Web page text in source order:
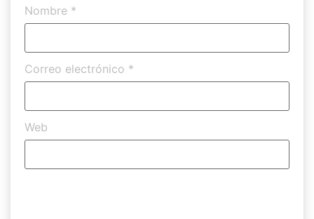
Nombre *
Correo electrónico *
Web